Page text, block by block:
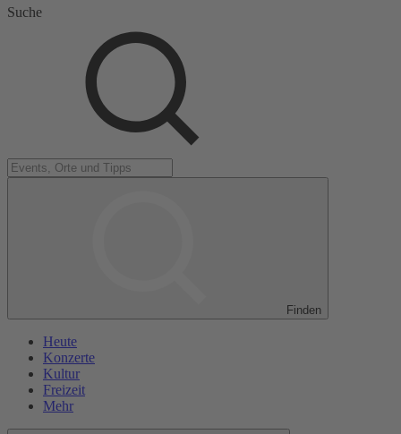
Suche
Finden
Heute
Konzerte
Kultur
Freizeit
Mehr